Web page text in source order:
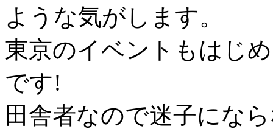
ような気がします。
東京のイベントもはじ
です!
田舎者なので迷子にな